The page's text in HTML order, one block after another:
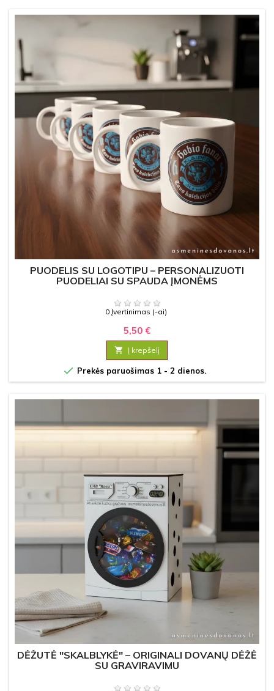
PUODELIS SU LOGOTIPU – PERSONALIZUOTI
PUODELIAI SU SPAUDA ĮMONĖMS
0 Įvertinimas (-ai)
5,50 €
 Į krepšelį
 Prekės paruošimas 1 - 2 dienos.
DĖŽUTĖ "SKALBLYKĖ" – ORIGINALI DOVANŲ DĖŽĖ
SU GRAVIRAVIMU